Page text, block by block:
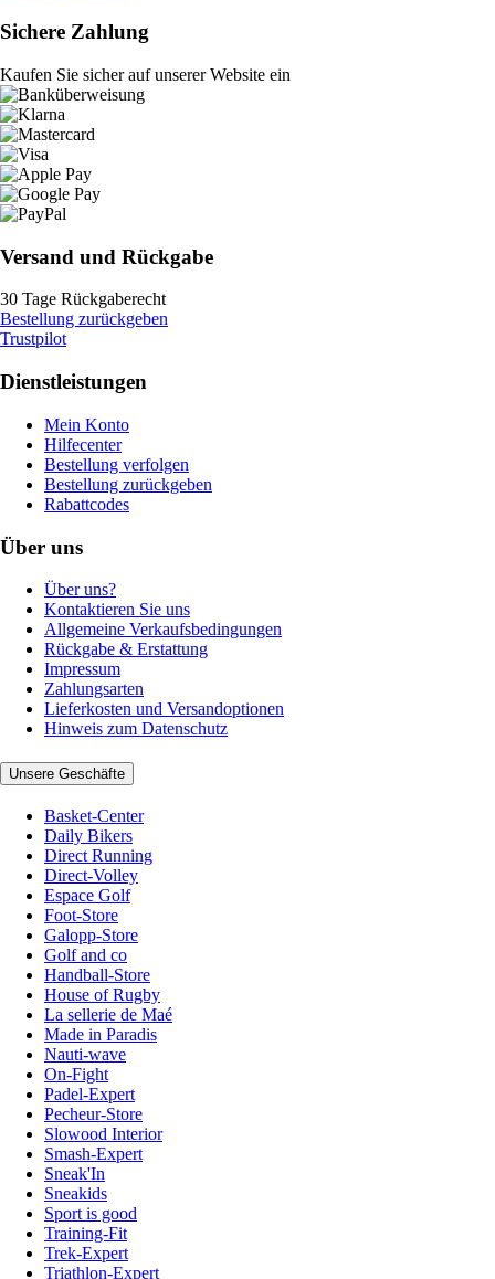
Sichere Zahlung
Kaufen Sie sicher auf unserer Website ein
Versand und Rückgabe
30 Tage Rückgaberecht
Bestellung zurückgeben
Trustpilot
Dienstleistungen
Mein Konto
Hilfecenter
Bestellung verfolgen
Bestellung zurückgeben
Rabattcodes
Über uns
Über uns?
Kontaktieren Sie uns
Allgemeine Verkaufsbedingungen
Rückgabe & Erstattung
Impressum
Zahlungsarten
Lieferkosten und Versandoptionen
Hinweis zum Datenschutz
Unsere Geschäfte
Basket-Center
Daily Bikers
Direct Running
Direct-Volley
Espace Golf
Foot-Store
Galopp-Store
Golf and co
Handball-Store
House of Rugby
La sellerie de Maé
Made in Paradis
Nauti-wave
On-Fight
Padel-Expert
Pecheur-Store
Slowood Interior
Smash-Expert
Sneak'In
Sneakids
Sport is good
Training-Fit
Trek-Expert
Triathlon-Expert